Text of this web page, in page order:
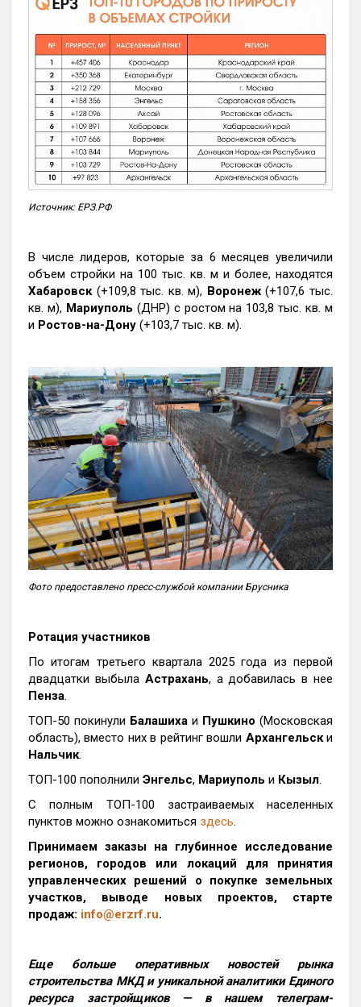
Источник: ЕРЗ.РФ
В числе лидеров, которые за 6 месяцев увеличили
объем стройки на 100 тыс. кв. м и более, находятся
Хабаровск (+109,8 тыс. кв. м), Воронеж(+107,6 тыс.
кв. м), Мариуполь (ДНР) с ростом на 103,8 тыс. кв. м
и Ростов-на-Дону (+103,7 тыс. кв. м).
Фото предоставлено пресс-службой компании Брусника
Ротация участников
По итогам третьего квартала 2025 года из первой
двадцатки выбыла Астрахань, а добавилась в нее
Пенза.
ТОП-50 покинули Балашиха и Пушкино (Московская
область), вместо них в рейтинг вошли Архангельски
Нальчик.
ТОП-100 пополнили Энгельс, Мариуполь и Кызыл.
С полным ТОП-100 застраиваемых населенных
пунктов можно ознакомиться здесь.
Принимаем заказы на глубинное исследование
регионов, городов или локаций для принятия
управленческих решений о покупке земельных
участков, выводе новых проектов, старте
продаж: info@erzrf.ru.
Еще больше оперативных новостей рынка
строительства МКД и уникальной аналитики Единого
ресурса застройщиков — в нашем телеграм-